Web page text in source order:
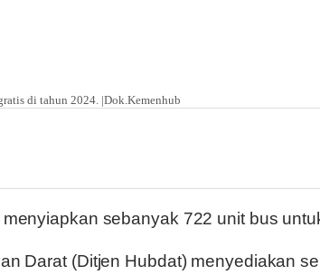
di tahun 2024. |Dok.Kemenhub
sebanyak 722 unit bus
Darat (Ditjen Hubdat) menyediakan